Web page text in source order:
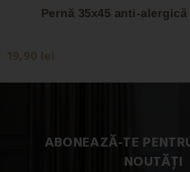
Pernă 35x45 anti-
19,90 lei
ABONEAZĂ-TE
NOUTĂȚI